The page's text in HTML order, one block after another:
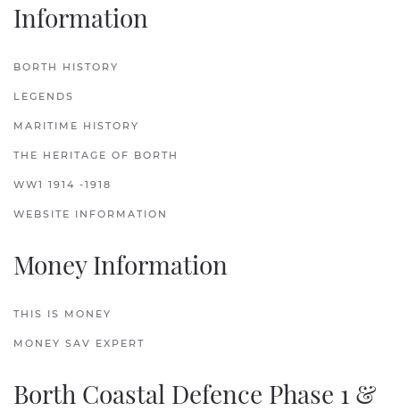
Information
BORTH HISTORY
LEGENDS
MARITIME HISTORY
THE HERITAGE OF BORTH
WW1 1914 -1918
WEBSITE INFORMATION
Money Information
THIS IS MONEY
MONEY SAV EXPERT
Borth Coastal Defence Phase 1 &